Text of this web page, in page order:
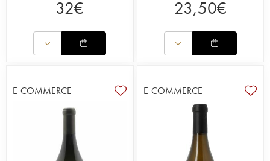
32€ 23,50€
E-COMMERCE E-COMMERCE